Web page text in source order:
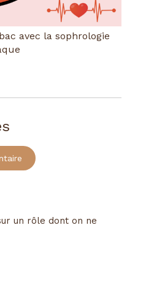
avec la sophrologie
un rôle dont on ne